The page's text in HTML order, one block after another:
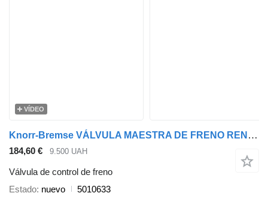
VÍDEO
Knorr-Bremse VÁLVULA MAESTRA DE FRENO RENAULT MAGNUM DXI13, VOLVO FM9 5010633 válvula de control de freno para Volvo FM9 cabeza tractora
184,60 € 9.500 UAH
Válvula de control de freno
Estado nuevo
5010633